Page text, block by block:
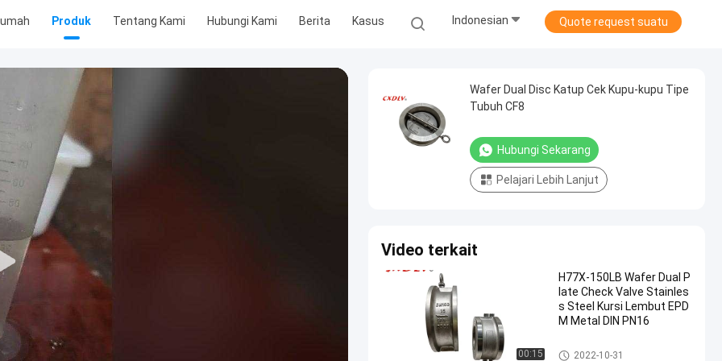
Produk Tentang Kami Hubungi Kami Berita Kasus Indonesian Quote request suatu
Wafer Dual Disc Katup Cek Kupu-kupu Tipe
Tubuh CF8
Hubungi Sekarang
Pelajari Lebih Lanjut
Video terkait
00:15
H77X-150LB Wafer Dual P
late Check Valve Stainles
s Steel Kursi Lembut EPD
M Metal DIN PN16
Katup Periksa Plat Ganda
2022-10-31